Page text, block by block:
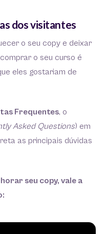
dos visitantes
o seu copy e deixar
o seu curso é
eles gostariam de
Frequentes, o
Asked Questions) em
as principais dúvidas
seu copy, vale a